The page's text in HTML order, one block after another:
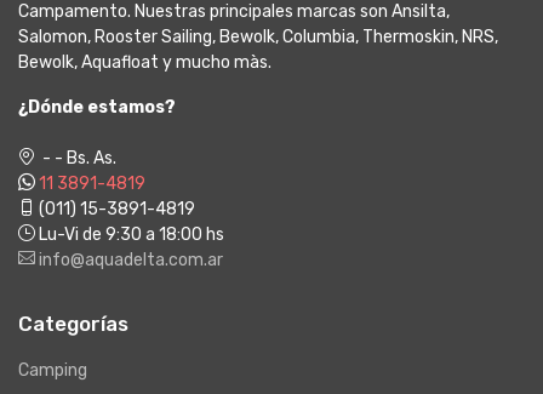
Campamento. Nuestras principales marcas son Ansilta,
Salomon, Rooster Sailing, Bewolk, Columbia, Thermoskin, NRS,
Bewolk, Aquafloat y mucho màs.
¿Dónde estamos?
- - Bs. As.
11 3891-4819
(011) 15-3891-4819
Lu-Vi de 9:30 a 18:00 hs
info@aquadelta.com.ar
Categorías
Camping